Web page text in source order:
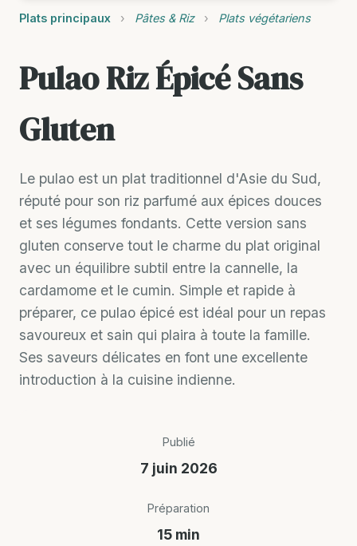
Plats principaux › Pâtes & Riz › Plats végétariens
Pulao Riz Épicé Sans
Gluten
Le pulao est un plat traditionnel d'Asie du Sud,
réputé pour son riz parfumé aux épices douces
et ses légumes fondants. Cette version sans
gluten conserve tout le charme du plat original
avec un équilibre subtil entre la cannelle, la
cardamome et le cumin. Simple et rapide à
préparer, ce pulao épicé est idéal pour un repas
savoureux et sain qui plaira à toute la famille.
Ses saveurs délicates en font une excellente
introduction à la cuisine indienne.
Publié
7 juin 2026
Préparation
15 min